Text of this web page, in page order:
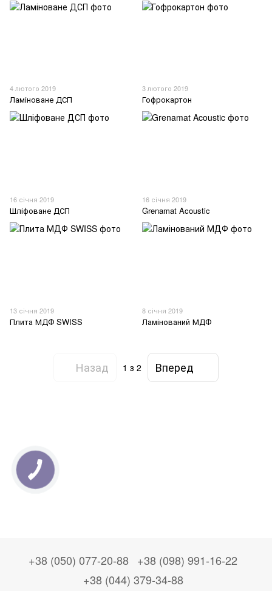
4 лютого 2019
Ламіноване ДСП
3 лютого 2019
Гофрокартон
16 січня 2019
Шліфоване ДСП
16 січня 2019
Grenamat Acoustic
13 січня 2019
Плита МДФ SWISS
8 січня 2019
Ламінований МДФ
Назад 1 з 2 Вперед
+38 (050) 077-20-88 +38 (098) 991-16-22
+38 (044) 379-34-88